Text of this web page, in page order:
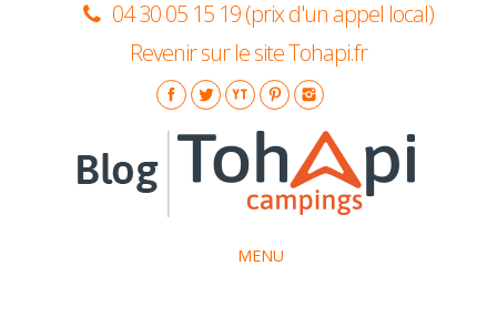
04 30 05 15 19 (prix d'un appel local)
Revenir sur le site Tohapi.fr
MENU